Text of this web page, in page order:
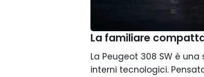
La familiare
La Peugeot 308 SW è
interni tecnologici.